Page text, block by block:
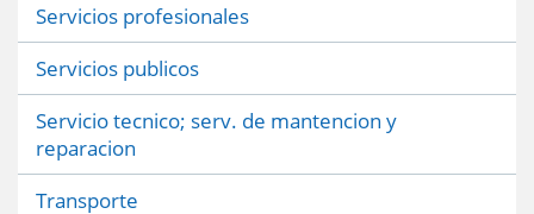
Servicios profesionales
Servicios publicos
Servicio tecnico; serv. de mantencion y
reparacion
Transporte